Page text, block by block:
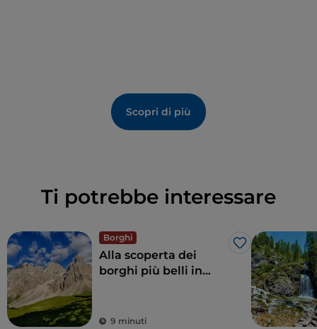
Scopri di più
Ti potrebbe interessare
Borghi
Like
Alla scoperta dei
borghi più belli in
9 minuti